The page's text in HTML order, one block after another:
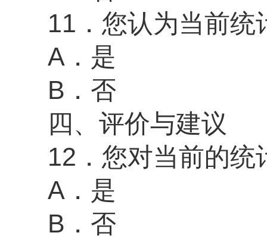
11． 您认为当前统
A．是
B．否
四、评价与建议
12．您对当前的统
A． 是
B． 否